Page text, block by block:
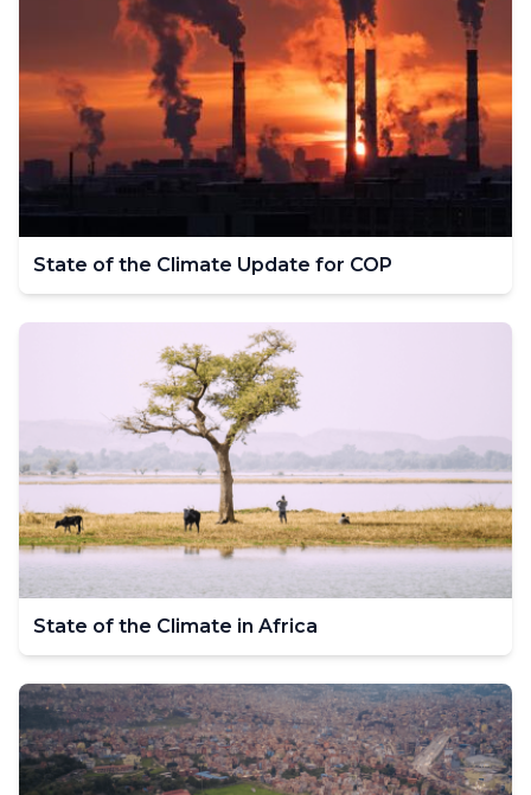
State of the Climate Update for COP
State of the Climate in Africa